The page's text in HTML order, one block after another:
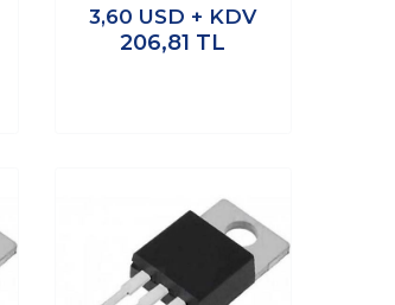
Kartı - LM2596-ADJ
3,60 USD + KDV
206,81 TL